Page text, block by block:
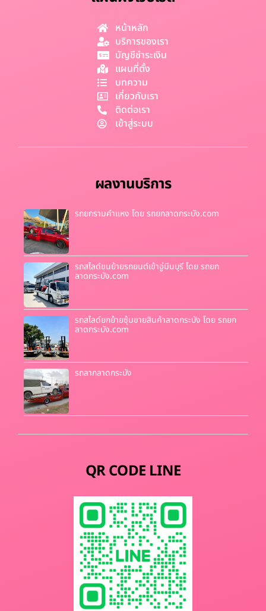
หน้าหลัก
บริการของเรา
บัญชีชำระเงิน
แผนที่ตั้ง
บทความ
เกี่ยวกับเรา
ติดต่อเรา
เข้าสู่ระบบ
ผลงานบริการ
รถยกรามคำแหง โดย รถยกลาดกระบัง.com
รถสไลด์ขนย้ายรถยนต์เข้าอู่มีนบุรี โดย รถยก
ลาดกระบัง.com
รถสไลด์ยกย้ายซุ้มขายสินค้าลาดกระบัง โดย รถยก
ลาดกระบัง.com
รถลากลาดกระบัง
QR CODE LINE